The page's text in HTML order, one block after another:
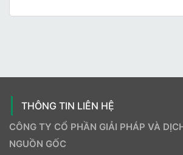
THÔNG TIN LIÊN HỆ
CÔNG TY CỔ PHẦN GIẢI PHÁP VÀ
NGUỒN GỐC